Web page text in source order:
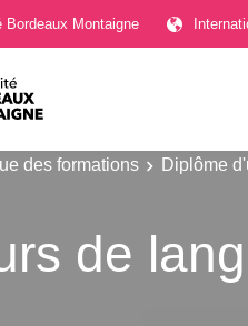
Bordeaux Montaigne
des formations Diplôme
de